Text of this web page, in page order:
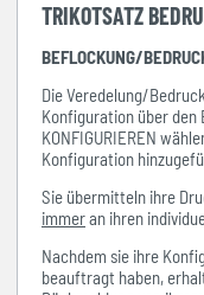
TRIKOTSATZ
BEFLOCKUNG/
Die Veredelung/
Konfiguration über den
KONFIGURIEREN
Konfiguration
Sie übermitteln ihre
immeran ihren
Nachdem sie ihre
beauftragt haben,